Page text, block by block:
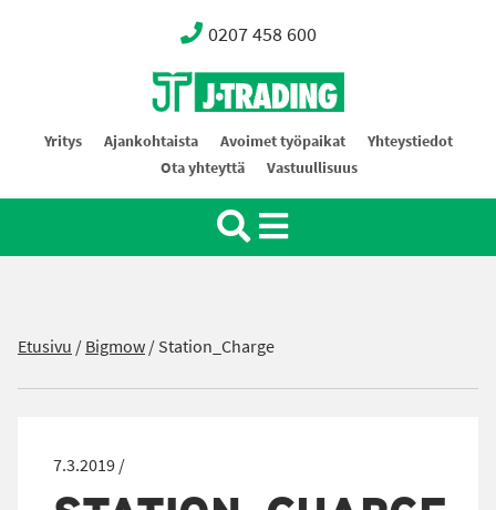
0207 458 600
Oy J-Trading Ab
Yritys Ajankohtaista Avoimet työpaikat
Yhteystiedot
Ota yhteyttä
Vastuullisuus
Etusivu /Bigmow/Station_Charge
7.3.2019 /